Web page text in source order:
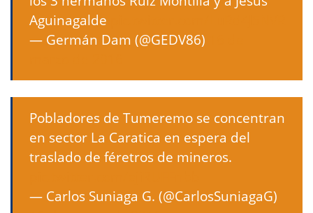
Aguinagalde
— Germán Dam (@GEDV86)
Pobladores de Tumeremo se concentran
en sector La Caratica en espera del
traslado de féretros de mineros.
— Carlos Suniaga G. (@CarlosSuniagaG)